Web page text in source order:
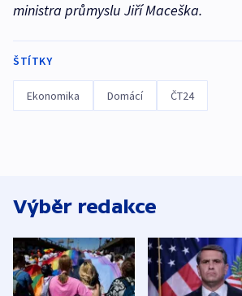
ministra průmyslu Jiří Maceška.
ŠTÍTKY
Ekonomika Domácí ČT24
Výběr redakce